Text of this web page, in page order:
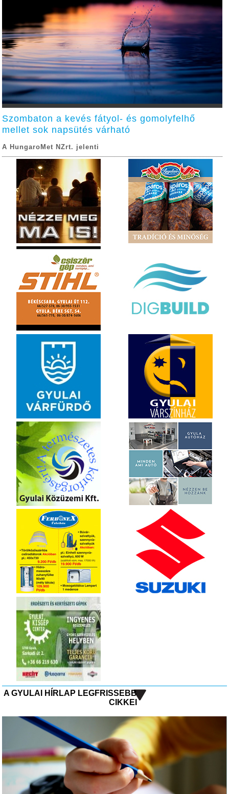
Szombaton a kevés fátyol- és gomolyfelhő
mellet sok napsütés várható
A HungaroMet NZrt. jelenti
A GYULAI HÍRLAP LEGFRISSEBB
CIKKEI